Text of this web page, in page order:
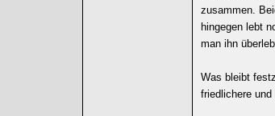
zusammen.
hingegen lebt
man ihn
Was bleibt
friedlichere und